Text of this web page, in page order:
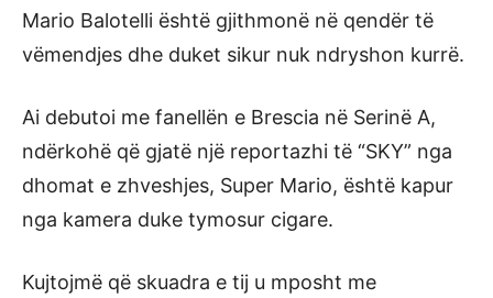
Mario Balotelli është gjithmonë në qendër të
vëmendjes dhe duket sikur nuk ndryshon kurrë.
Ai debutoi me fanellën e Brescia në Serinë A,
ndërkohë që gjatë një reportazhi të “SKY” nga
dhomat e zhveshjes, Super Mario, është kapur
nga kamera duke tymosur cigare.
Kujtojmë që skuadra e tij u mposht me